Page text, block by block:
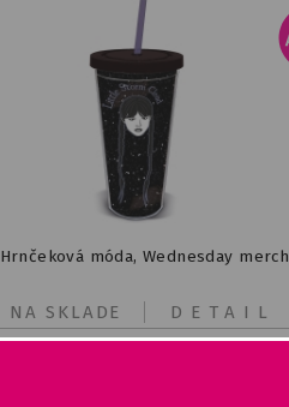
Hrnčeková móda, Wednesday merch
DETAIL
NA SKLADE